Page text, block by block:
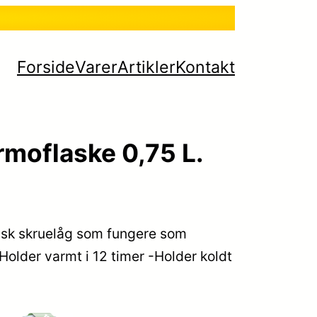
ForsideVarerArtiklerKontakt
0,75 L.
skruelåg som fungere som
varmt i 12 timer -Holder koldt